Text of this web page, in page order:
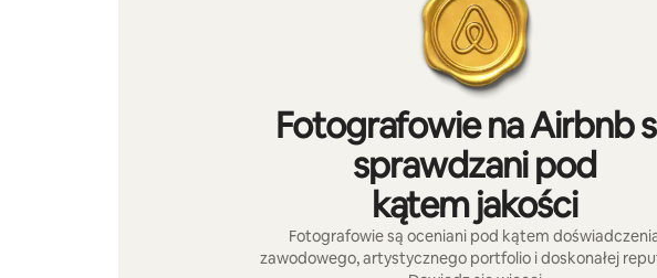
Fotografowie na Airbnb
sprawdzani pod
kątem jakości
Fotografowie są oceniani pod kątem
zawodowego, artystycznego portfolio i doskonałej